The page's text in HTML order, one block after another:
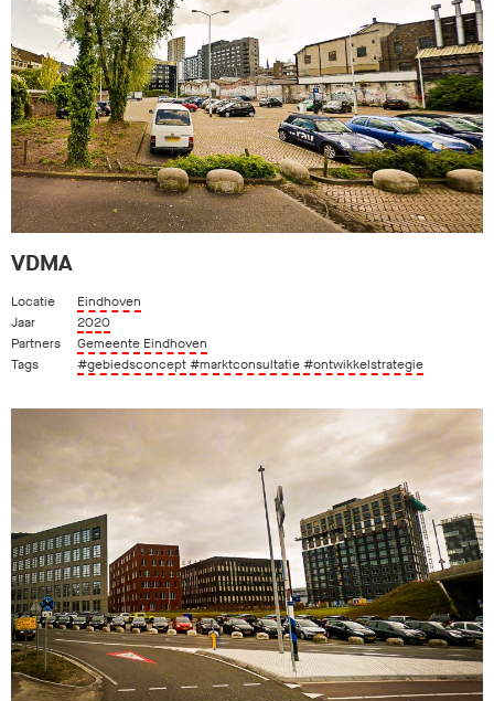
VDMA
Locatie
Eindhoven
Jaar
2020
Partners
Gemeente Eindhoven
Tags
#gebiedsconcept#marktconsultatie#ontwikkelstrategie